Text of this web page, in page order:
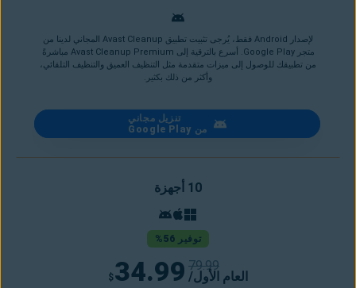
لإصدار Android فقط، يُرجى تثبيت تطبيق Avast Cleanup المجاني لدينا من
متجر Google Play. أسرع بالترقية إلى Avast Cleanup Premium مباشرةً
من تطبيقك للوصول إلى ميزات متقدمة مثل التنظيف العميق والتنظيف التلقائي،
وأكثر من ذلك بكثير.
تنزيل مجاني
من Google Play
10 أجهزة
توفير 56%
$34.99 79.99
/العام الأول